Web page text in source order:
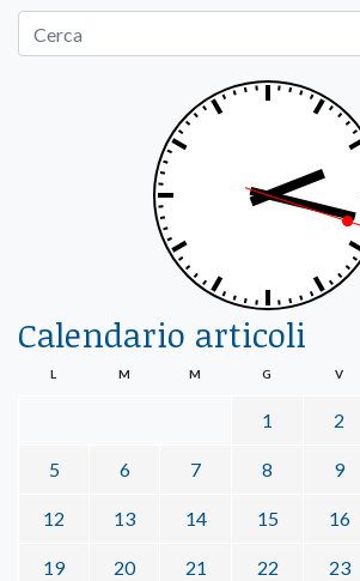
Calendario articoli
L M M G V
1 2
5 6 7 8 9
12 13 14 15 16
19 20 21 22 23